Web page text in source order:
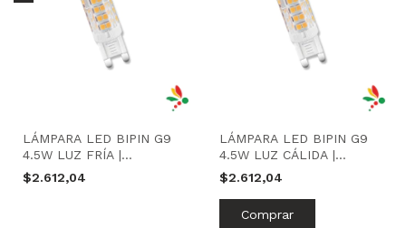
LÁMPARA LED BIPIN G9
4.5W LUZ FRÍA |
INTERELEC
$2.612,04
LÁMPARA LED BIPIN G9
4.5W LUZ CÁLIDA |
INTERELEC
$2.612,04